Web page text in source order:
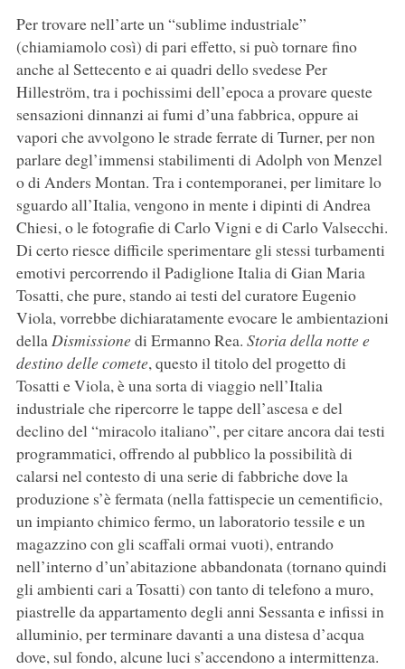
Per trovare nell’arte un “sublime industriale”
(chiamiamolo così) di pari effetto, si può tornare fino
anche al Settecento e ai quadri dello svedese Per
Hilleström, tra i pochissimi dell’epoca a provare queste
sensazioni dinnanzi ai fumi d’una fabbrica, oppure ai
vapori che avvolgono le strade ferrate di Turner, per non
parlare degl’immensi stabilimenti di Adolph von Menzel
o di Anders Montan. Tra i contemporanei, per limitare lo
sguardo all’Italia, vengono in mente i dipinti di Andrea
Chiesi, o le fotografie di Carlo Vigni e di Carlo Valsecchi.
Di certo riesce difficile sperimentare gli stessi turbamenti
emotivi percorrendo il Padiglione Italia di Gian Maria
Tosatti, che pure, stando ai testi del curatore Eugenio
Viola, vorrebbe dichiaratamente evocare le ambientazioni
dellaDismissionedi Ermanno Rea. Storia della notte e
destino delle comete, questo il titolo del progetto di
Tosatti e Viola, è una sorta di viaggio nell’Italia
industriale che ripercorre le tappe dell’ascesa e del
declino del “miracolo italiano”, per citare ancora dai testi
programmatici, offrendo al pubblico la possibilità di
calarsi nel contesto di una serie di fabbriche dove la
produzione s’è fermata (nella fattispecie un cementificio,
un impianto chimico fermo, un laboratorio tessile e un
magazzino con gli scaffali ormai vuoti), entrando
nell’interno d’un’abitazione abbandonata (tornano quindi
gli ambienti cari a Tosatti) con tanto di telefono a muro,
piastrelle da appartamento degli anni Sessanta e infissi in
alluminio, per terminare davanti a una distesa d’acqua
dove, sul fondo, alcune luci s’accendono a intermittenza.